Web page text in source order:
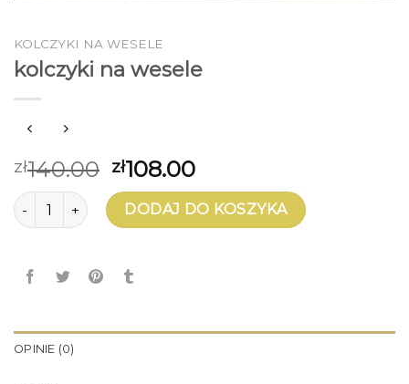
KOLCZYKI NA WESELE
kolczyki na wesele
zł140.00 zł108.00
ilość kolczyki na weseleDODAJ DO KOSZYKA
OPINIE (0)